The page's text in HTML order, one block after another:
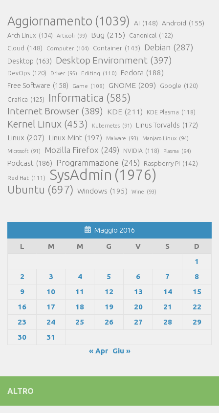
Aggiornamento (1039) AI (148) Android (155)
Arch Linux (134) Articoli (99) Bug (215) Canonical (122)
Cloud (148) Computer (104) Container (143) Debian (287)
Desktop (163) Desktop Environment (397)
DevOps (120) Driver (95) Editing (110) Fedora (188)
Free Software (158) Game (108) GNOME (209) Google (120)
Grafica (125) Informatica (585)
Internet Browser (389) KDE (211) KDE Plasma (118)
Kernel Linux (453) Kubernetes (91) Linus Torvalds (172)
Linux (207) Linux Mint (197) Malware (93) Manjaro Linux (94)
Microsoft (91) Mozilla Firefox (249) NVIDIA (118) Plasma (94)
Podcast (186) Programmazione (245) Raspberry Pi (142)
Red Hat (111) SysAdmin (1976)
Ubuntu (697) Windows (195) Wine (93)
Maggio 2016
L
M M G V S
D
1
2
3 4 5 6 7
8
9
10 11 12 13 14
15
16
17 18 19 20 21
22
23
24 25 26 27 28
29
30
31
« Apr
Giu »
ALTRO